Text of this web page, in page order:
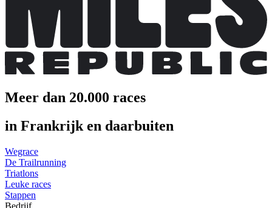
Meer dan 20.000 races
in Frankrijk en daarbuiten
Wegrace
De Trailrunning
Triatlons
Leuke races
Stappen